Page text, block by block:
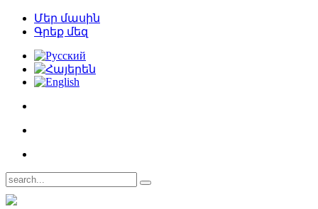
Մեր մասին
Գրեք մեզ